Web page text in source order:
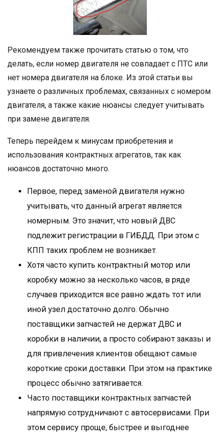
Рекомендуем также прочитать статью о том, что
делать, если номер двигателя не совпадает с ПТС или
нет номера двигателя на блоке. Из этой статьи вы
узнаете о различных проблемах, связанных с номером
двигателя, а также какие нюансы следует учитывать
при замене двигателя.
Теперь перейдем к минусам приобретения и
использования контрактных агрегатов, так как
нюансов достаточно много.
Первое, перед заменой двигателя нужно
учитывать, что данный агрегат является
номерным. Это значит, что новый ДВС
подлежит регистрации в ГИБДД. При этом с
КПП таких проблем не возникает.
Хотя часто купить контрактный мотор или
коробку можно за несколько часов, в ряде
случаев приходится все равно ждать тот или
иной узел достаточно долго. Обычно
поставщики запчастей не держат ДВС и
коробки в наличии, а просто собирают заказы и
для привлечения клиентов обещают самые
короткие сроки доставки. При этом на практике
процесс обычно затягивается.
Часто поставщики контрактных запчастей
напрямую сотрудничают с автосервисами. При
этом сервису проще, быстрее и выгоднее